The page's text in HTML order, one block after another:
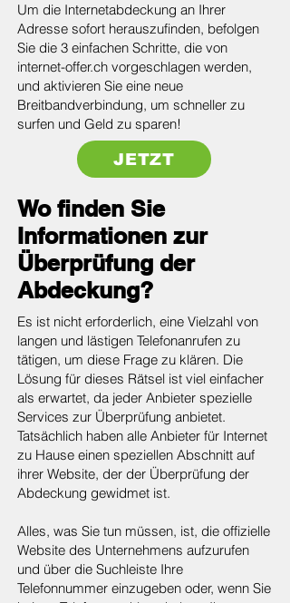
Um die Internetabdeckung an Ihrer
Adresse sofort herauszufinden, befolgen
Sie die 3 einfachen Schritte, die von
internet-offer.ch vorgeschlagen werden,
und aktivieren Sie eine neue
Breitbandverbindung, um schneller zu
surfen und Geld zu sparen!
JETZT
Wo finden Sie
Informationen zur
Überprüfung der
Abdeckung?
Es ist nicht erforderlich, eine Vielzahl von
langen und lästigen Telefonanrufen zu
tätigen, um diese Frage zu klären. Die
Lösung für dieses Rätsel ist viel einfacher
als erwartet, da jeder Anbieter spezielle
Services zur Überprüfung anbietet.
Tatsächlich haben alle Anbieter für Internet
zu Hause einen speziellen Abschnitt auf
ihrer Website, der der Überprüfung der
Abdeckung gewidmet ist.
Alles, was Sie tun müssen, ist, die offizielle
Website des Unternehmens aufzurufen
und über die Suchleiste Ihre
Telefonnummer einzugeben oder, wenn Sie